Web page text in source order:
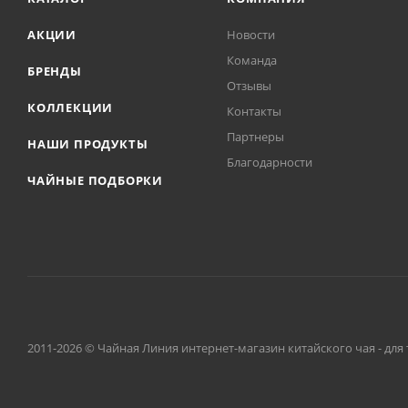
АКЦИИ
БРЕНДЫ
КОЛЛЕКЦИИ
НАШИ ПРОДУКТЫ
ЧАЙНЫЕ ПОДБОРКИ
Новости
Команда
Отзывы
Контакты
Партнеры
Благодарности
2011-2026 © Чайная Линия интернет-магазин китайского чая -